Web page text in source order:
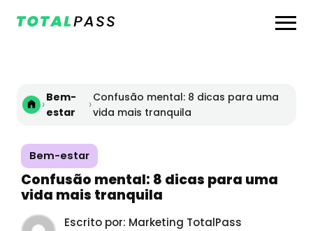
›Bem-
estar
›Confusão mental: 8 dicas para uma
vida mais tranquila
Bem-estar
Confusão mental: 8 dicas para uma
vida mais tranquila
Escrito por: Marketing TotalPass